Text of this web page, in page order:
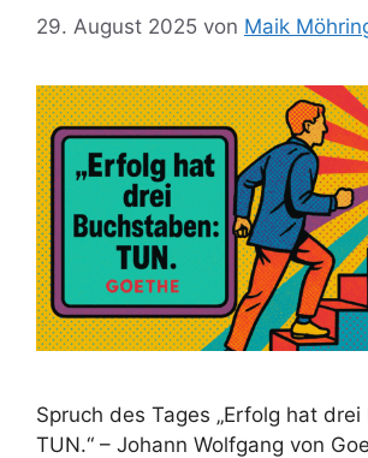
29. August 2025 von Maik
Spruch des Tages „Erfolg hat
TUN.“ – Johann Wolfgang von